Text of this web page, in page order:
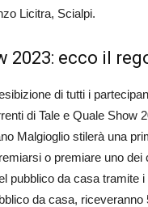
Licitra, Scialpi.
2023: ecco il
di tutti i
di Tale e Quale Show
Malgioglio stilerà una
o premiare uno
pubblico da casa tramite
da casa,